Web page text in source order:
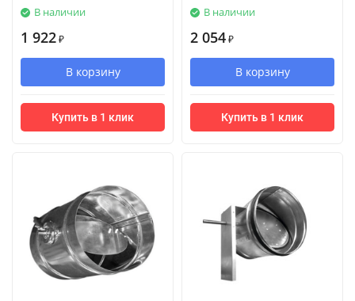
В наличии
1 922 ₽
В корзину
Купить в 1 клик
В наличии
2 054 ₽
В корзину
Купить в 1 клик